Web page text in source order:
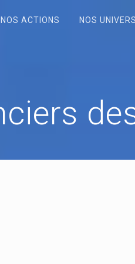
NOS ACTIONS NOS